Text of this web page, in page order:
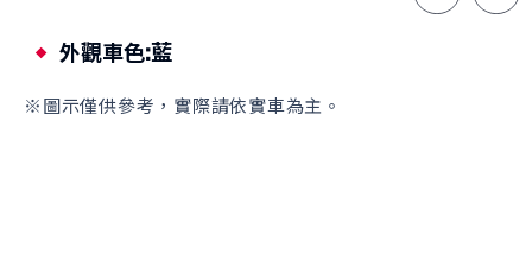
外觀車色:灰
※圖示僅供參考，實際請依實車為主。